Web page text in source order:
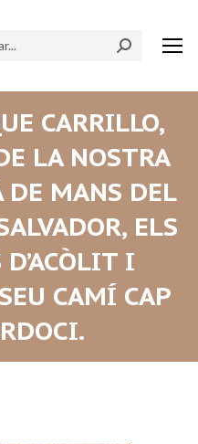
CARRILLO,
LA NOSTRA
DE MANS DEL
ELS
I
CAMÍ CAP